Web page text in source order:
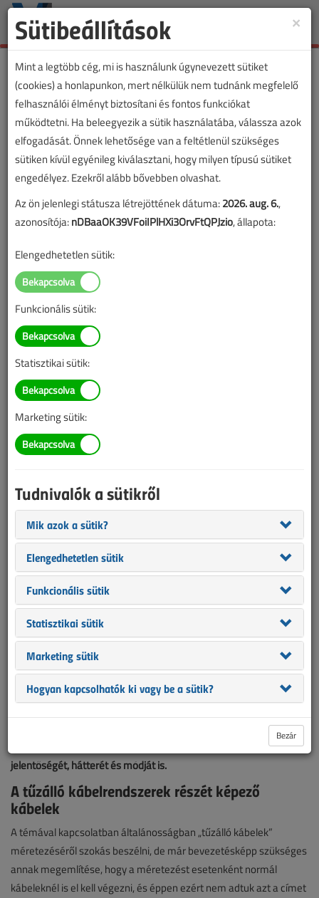
Toggle
Lapszám:
Tűzvédelem
Tűzálló kábelrendszerek
kábeleinek méretezése
2023/10. lapszám | Kruppa Attila
feltétele a tűzálló kábelrendszerek részeként alkalmazott kábelek
helyes méretezése. Cikkünkben ezért bemutatjuk a méretezés
jelentőségét, hátterét és módját is.
A tűzálló kábelrendszerek részét képező
kábelek
A témával kapcsolatban általánosságban „tűzálló kábelek”
méretezéséről szokás beszélni, de már bevezetésképp szükséges
annak megemlítése, hogy a méretezést esetenként normál
kábeleknél is el kell végezni, és éppen ezért nem adtuk azt a címet
×
Sütibeállítások
Mint a legtöbb cég, mi is használunk úgynevezett sütiket
(cookies) a honlapunkon, mert nélkülük nem tudnánk megfelelő
felhasználói élményt biztosítani és fontos funkciókat
működtetni. Ha beleegyezik a sütik használatába, válassza azok
elfogadását. Önnek lehetősége van a feltétlenül szükséges
sütiken kívül egyénileg kiválasztani, hogy milyen típusú sütiket
engedélyez. Ezekről alább bővebben olvashat.
Az ön jelenlegi státusza létrejöttének dátuma:2026. aug. 6.,
azonosítója:nDBaaOK39VFoiIPlHXi3OrvFtQPJzio, állapota:
Elengedhetetlen sütik:
Funkcionális sütik:
Statisztikai sütik:
Marketing sütik:
Tudnivalók a sütikről
Mik azok a sütik?
Elengedhetetlen sütik
Funkcionális sütik
Statisztikai sütik
Marketing sütik
Hogyan kapcsolhatók ki vagy be a sütik?
Bezár